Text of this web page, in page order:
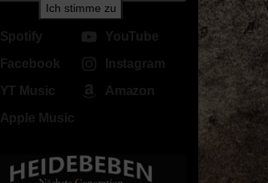
Ich stimme zu
Spotify
YouTube
Facebook
Instagram
YT Music
Amazon
Apple Music